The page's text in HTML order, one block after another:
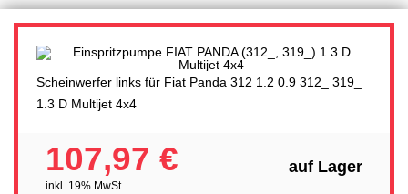
Scheinwerfer links für Fiat Panda 312 1.2 0.9 312_ 319_
1.3 D Multijet 4x4
107,97 €
inkl. 19% MwSt.
auf Lager